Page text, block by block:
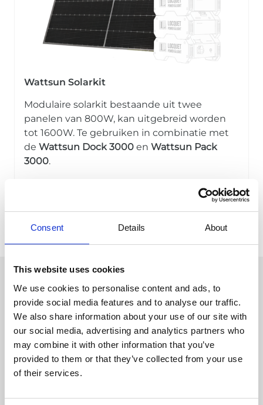
Consent Details About
This website uses cookies
We use cookies to personalise content and ads, to
provide social media features and to analyse our traffic.
We also share information about your use of our site with
our social media, advertising and analytics partners who
may combine it with other information that you’ve
provided to them or that they’ve collected from your use
of their services.
Wattsun Solarkit
Modulaire solarkit bestaande uit twee
panelen van 800W, kan uitgebreid worden
tot 1600W. Te gebruiken in combinatie met
de Wattsun Dock 3000 en Wattsun Pack
3000.
Meer info over onze
producten?
Wil je meer info over onze producten of wil je
een offerte volledig op maat van jouw project?
Wij stellen onze ervaring en know-how graag